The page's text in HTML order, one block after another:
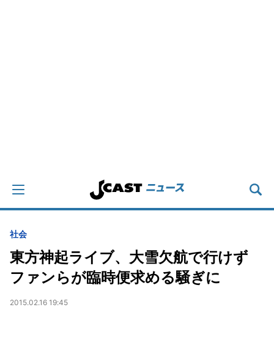
社会
東方神起ライブ、大雪欠航で行けず
ファンらが臨時便求める騒ぎに
2015.02.16 19:45